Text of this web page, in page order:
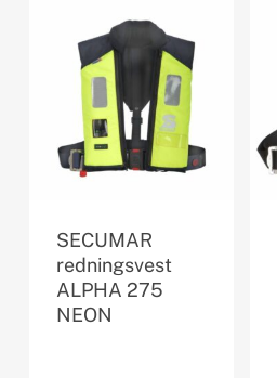
SECUMAR
redningsvest
ALPHA 275
NEON